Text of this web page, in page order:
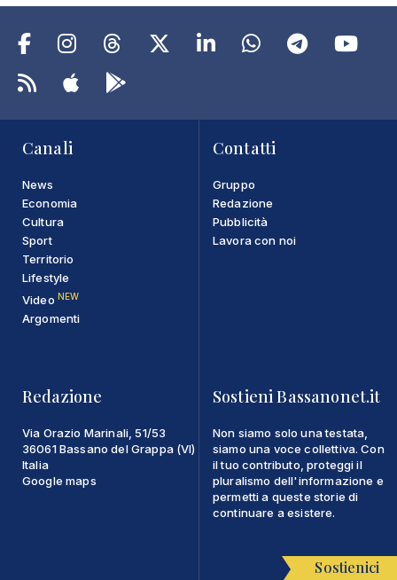
Canali
News
Economia
Cultura
Sport
Territorio
Lifestyle
Video NEW
Argomenti
Contatti
Gruppo
Redazione
Pubblicità
Lavora con noi
Redazione
Via Orazio Marinali, 51/53
36061 Bassano del Grappa (VI)
Italia
Google maps
Sostieni Bassanonet.it
Non siamo solo una testata,
siamo una voce collettiva. Con
il tuo contributo, proteggi il
pluralismo dell'informazione e
permetti a queste storie di
continuare a esistere.
Sostienici